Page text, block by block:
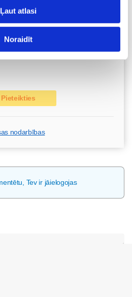
Ļaut atlasi
Noraidīt
masāža, ķermeņa
Pieteikties
nodarbības
Tev ir jāielogojas